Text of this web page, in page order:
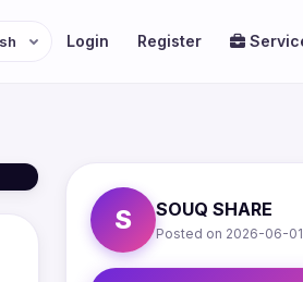
Login Register
S SOUQ SHARE
Posted on 2026-06-01